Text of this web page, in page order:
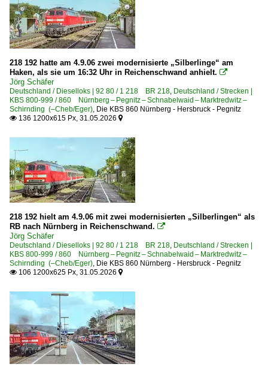
218 192 hatte am 4.9.06 zwei modernisierte „Silberlinge“ am
Haken, als sie um 16:32 Uhr in Reichenschwand anhielt. 
Jörg Schäfer
Deutschland / Dieselloks | 92 80 / 1 218 BR 218, Deutschland / Strecken |
KBS 800-999 / 860 Nürnberg – Pegnitz – Schnabelwaid – Marktredwitz –
Schirnding (–Cheb/Eger), Die KBS 860 Nürnberg - Hersbruck - Pegnitz
 136 1200x615 Px, 31.05.2026 
218 192 hielt am 4.9.06 mit zwei modernisierten „Silberlingen“ als
RB nach Nürnberg in Reichenschwand. 
Jörg Schäfer
Deutschland / Dieselloks | 92 80 / 1 218 BR 218, Deutschland / Strecken |
KBS 800-999 / 860 Nürnberg – Pegnitz – Schnabelwaid – Marktredwitz –
Schirnding (–Cheb/Eger), Die KBS 860 Nürnberg - Hersbruck - Pegnitz
 106 1200x625 Px, 31.05.2026 